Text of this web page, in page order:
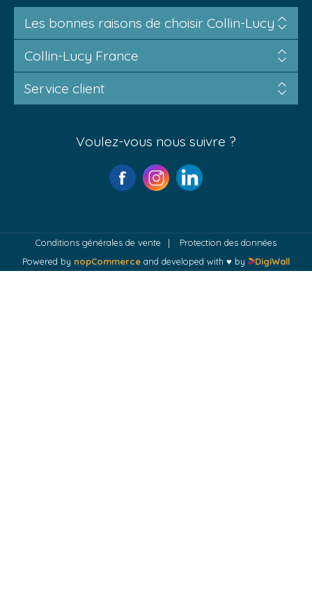
Les bonnes raisons de choisir Collin-Lucy
Collin-Lucy France
Service client
Voulez-vous nous suivre ?
Conditions générales de vente
Protection des données
Powered by nopCommerce and developed with ♥ by DigiWall